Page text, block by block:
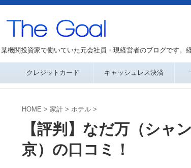
某機関投資家で働いていた元会社員・現経営者のブログです
クレジットカード キャッシュレス決済
HOME > 家計 > ホテル >
【評判】なだ万（シャ
京）の口コミ！